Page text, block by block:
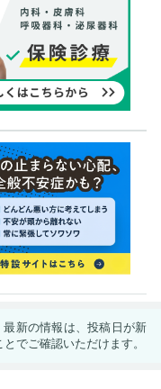
新の情報は、投稿日が新
とでご確認いただけます。